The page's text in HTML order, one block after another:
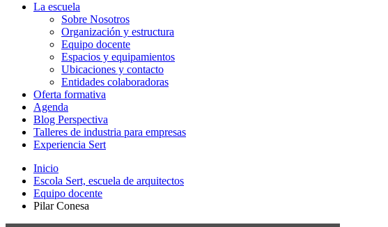
La escuela
Sobre Nosotros
Organización y estructura
Equipo docente
Espacios y equipamientos
Ubicaciones y contacto
Entidades colaboradoras
Oferta formativa
Agenda
Blog Perspectiva
Talleres de industria para empresas
Experiencia Sert
Inicio
Escola Sert, escuela de arquitectos
Equipo docente
Pilar Conesa